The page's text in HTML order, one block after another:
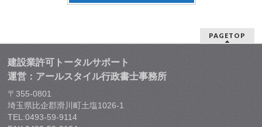
PAGETOP
建設業許可トータルサポート
運営：アールスタイル行政書士事務所
〒355-0801
埼玉県比企郡滑川町土塩1026-1
TEL:0493-59-9114